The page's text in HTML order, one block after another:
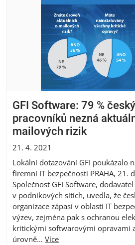
GFI Software: 79 %
pracovníků nezná
mailových rizik
21. 4. 2021
Lokální dotazování GFI poukázalo
firemní IT bezpečnosti PRAHA, 21.
Společnost GFI Software,
v podnikových sítích, uvedla, že
organizace zápasí v oblasti IT
výzev, zejména pak s ochranou
kritickými softwarovými opravami
úrovně... Více